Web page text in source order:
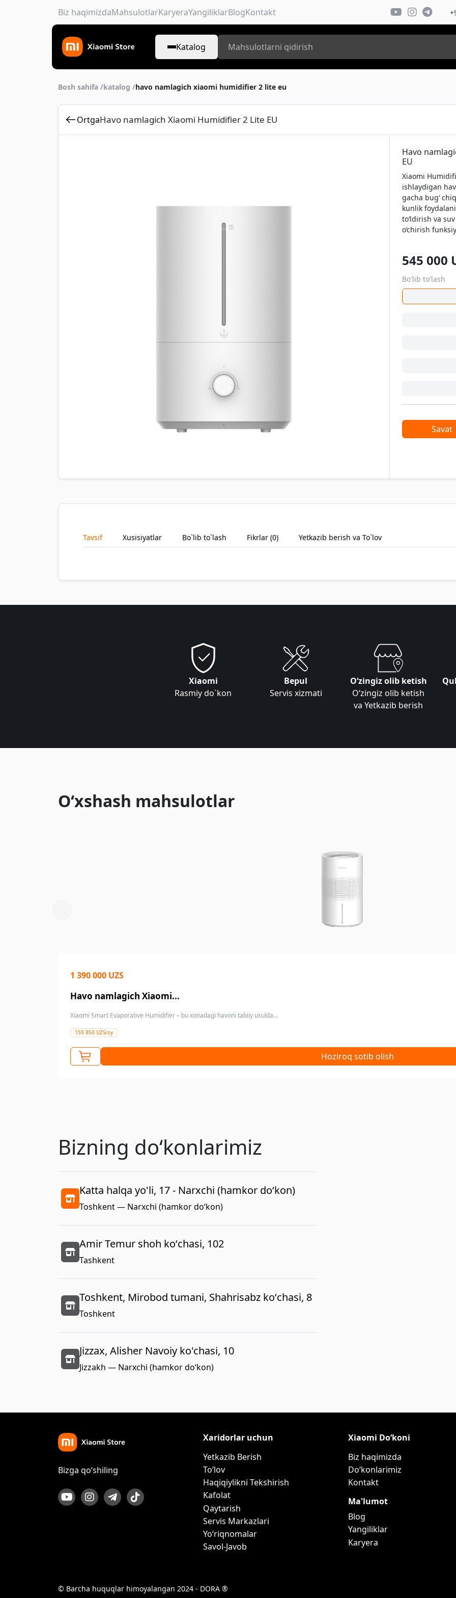
Biz haqimizdaMahsulotlarKaryeraYangiliklarBlogKontakt
Katalog
Bosh sahifa /katalog /havo namlagich xiaomi humidifier 2 lite eu
OrtgaHavo namlagich Xiaomi Humidifier 2 Lite EU
Havo
EU
Xiaomi
ishlaydigan
gacha bug‘
kunlik
to‘ldirish va
o‘chirish
545 000
Bo'lib to'lash
Savat
Tavsif Xusisiyatlar Bo`lib to`lash Fikrlar (0) Yetkazib berish va To`lov
Xiaomi
Rasmiy do`kon
Bepul
Servis xizmati
Oʻzingiz olib ketish
Oʻzingiz olib ketish
va Yetkazib berish
O‘xshash mahsulotlar
1 390 000 UZS
Havo namlagich Xiaomi...
Xiaomi Smart Evaporative Humidifier – bu xonadagi havoni tabiiy usulda...
159 850 UZS/oy
Hoziroq sotib olish
Bizning doʻkonlarimiz
Katta halqa yo'li, 17 - Narxchi (hamkor do‘kon)
Toshkent — Narxchi (hamkor do‘kon)
Amir Temur shoh koʻchasi, 102
Tashkent
Toshkent, Mirobod tumani, Shahrisabz koʻchasi, 8
Toshkent
Jizzax, Alisher Navoiy ko'chasi, 10
Jizzakh — Narxchi (hamkor do‘kon)
Bizga qo‘shiling
Xaridorlar uchun
Yetkazib Berish
To‘lov
Haqiqiylikni Tekshirish
Kafolat
Qaytarish
Servis Markazlari
Yo‘riqnomalar
Savol-Javob
Xiaomi Do‘koni
Biz haqimizda
Do‘konlarimiz
Kontakt
Ma'lumot
Blog
Yangiliklar
Karyera
© Barcha huquqlar himoyalangan 2024 - DORA ®